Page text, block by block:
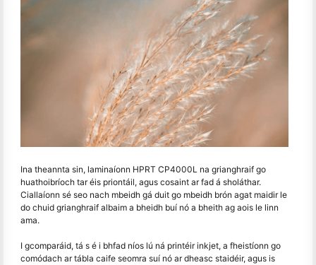
Ina theannta sin, laminaíonn HPRT CP4000L na grianghraif go
huathoibríoch tar éis priontáil, agus cosaint ar fad á sholáthar.
Ciallaíonn sé seo nach mbeidh gá duit go mbeidh brón agat maidir le
do chuid grianghraif albaim a bheidh buí nó a bheith ag aois le linn
ama.
I gcomparáid, tá s é i bhfad níos lú ná printéir inkjet, a fheistíonn go
comódach ar tábla caife seomra suí nó ar dheasc staidéir, agus is